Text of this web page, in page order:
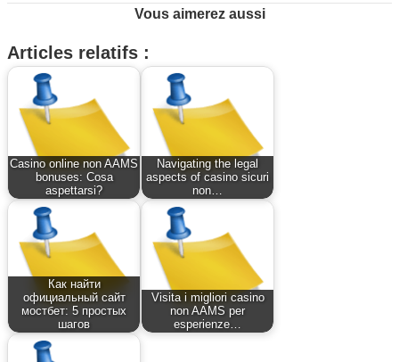
Vous aimerez aussi
Articles relatifs :
Casino online non AAMS
bonuses: Cosa
aspettarsi?
Navigating the legal
aspects of casino sicuri
non…
Как найти
официальный сайт
мостбет: 5 простых
шагов
Visita i migliori casino
non AAMS per
esperienze…